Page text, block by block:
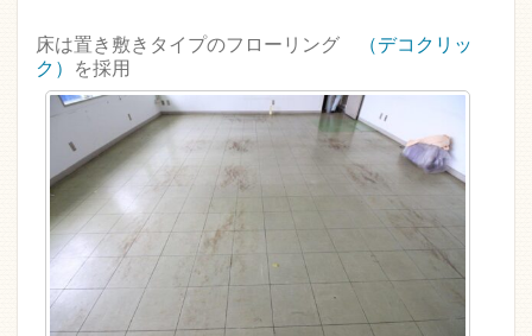
床は置き敷きタイプのフローリング
（デコクリッ
ク）
を採用